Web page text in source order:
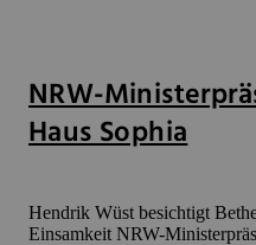
NRW-
Haus Sophia
Hendrik Wüst besichtigt
Einsamkeit NRW-